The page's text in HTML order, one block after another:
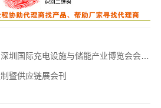
际充电设施与储能产业博览会会刊-参展商名录
暨供应链展会刊